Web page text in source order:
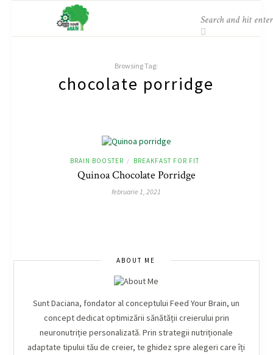
Browsing Tag:
chocolate porridge
BRAIN BOOSTER / BREAKFAST FOR FIT
Quinoa Chocolate Porridge
februarie 1, 2021
ABOUT ME
Sunt Daciana, fondator al conceptului Feed Your Brain, un
concept dedicat optimizării sănătății creierului prin
neuronutriție personalizată. Prin strategii nutriționale
adaptate tipului tău de creier, te ghidez spre alegeri care îți